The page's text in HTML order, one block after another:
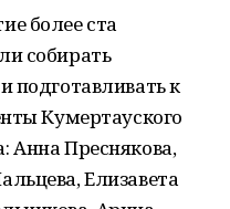
более ста
собирать
подготавливать к
Кумертауского
Анна Преснякова,
Елизавета